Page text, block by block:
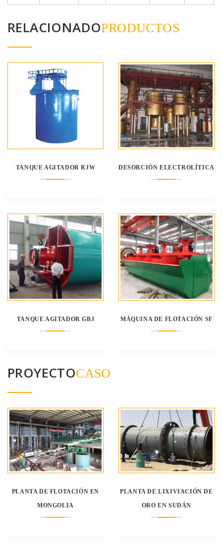
RELACIONADOPRODUCTOS
TANQUE AGITADOR RJW DESORCIÓN ELECTROLÍTICA
TANQUE AGITADOR GBJ MÁQUINA DE FLOTACIÓN SF
PROYECTOCASO
PLANTA DE FLOTACIÓN EN
MONGOLIA
PLANTA DE LIXIVIACIÓN DE
ORO EN SUDÁN